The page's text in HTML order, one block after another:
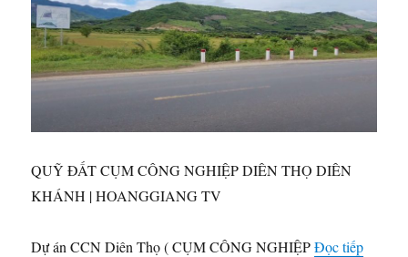
HOANGGIANG
TV
QUỸ ĐẤT CỤM CÔNG NGHIỆP DIÊN THỌ DIÊN
KHÁNH | HOANGGIANG TV
Dự án CCN Diên Thọ ( CỤM CÔNG NGHIỆPĐọc tiếp“QUỸ